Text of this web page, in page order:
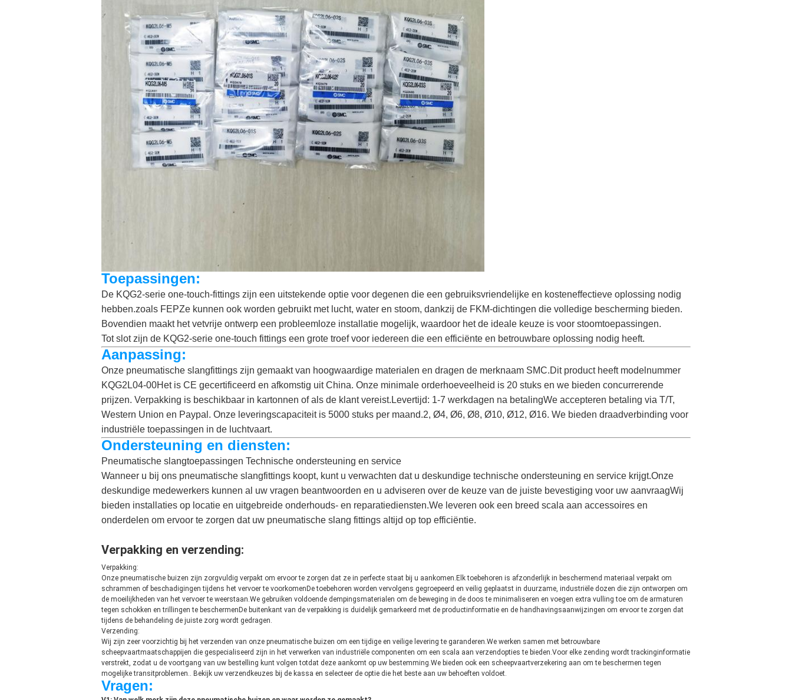
Toepassingen:
De KQG2-serie one-touch-fittings zijn een uitstekende optie voor degenen die een gebruiksvriendelijke en kosteneffectieve oplossing nodig
hebben.zoals FEPZe kunnen ook worden gebruikt met lucht, water en stoom, dankzij de FKM-dichtingen die volledige bescherming bieden.
Bovendien maakt het vetvrije ontwerp een probleemloze installatie mogelijk, waardoor het de ideale keuze is voor stoomtoepassingen.
Tot slot zijn de KQG2-serie one-touch fittings een grote troef voor iedereen die een efficiënte en betrouwbare oplossing nodig heeft.
Aanpassing:
Onze pneumatische slangfittings zijn gemaakt van hoogwaardige materialen en dragen de merknaam SMC.Dit product heeft modelnummer
KQG2L04-00Het is CE gecertificeerd en afkomstig uit China. Onze minimale orderhoeveelheid is 20 stuks en we bieden concurrerende
prijzen. Verpakking is beschikbaar in kartonnen of als de klant vereist.Levertijd: 1-7 werkdagen na betalingWe accepteren betaling via T/T,
Western Union en Paypal. Onze leveringscapaciteit is 5000 stuks per maand.2, Ø4, Ø6, Ø8, Ø10, Ø12, Ø16. We bieden draadverbinding voor
industriële toepassingen in de luchtvaart.
Ondersteuning en diensten:
Pneumatische slangtoepassingen Technische ondersteuning en service
Wanneer u bij ons pneumatische slangfittings koopt, kunt u verwachten dat u deskundige technische ondersteuning en service krijgt.Onze
deskundige medewerkers kunnen al uw vragen beantwoorden en u adviseren over de keuze van de juiste bevestiging voor uw aanvraagWij
bieden installaties op locatie en uitgebreide onderhouds- en reparatiediensten.We leveren ook een breed scala aan accessoires en
onderdelen om ervoor te zorgen dat uw pneumatische slang fittings altijd op top efficiëntie.
Verpakking en verzending:
Verpakking:
Onze pneumatische buizen zijn zorgvuldig verpakt om ervoor te zorgen dat ze in perfecte staat bij u aankomen.Elk toebehoren is afzonderlijk in beschermend materiaal verpakt om
schrammen of beschadigingen tijdens het vervoer te voorkomenDe toebehoren worden vervolgens gegroepeerd en veilig geplaatst in duurzame, industriële dozen die zijn ontworpen om
de moeilijkheden van het vervoer te weerstaan.We gebruiken voldoende dempingsmaterialen om de beweging in de doos te minimaliseren en voegen extra vulling toe om de armaturen
tegen schokken en trillingen te beschermenDe buitenkant van de verpakking is duidelijk gemarkeerd met de productinformatie en de handhavingsaanwijzingen om ervoor te zorgen dat
tijdens de behandeling de juiste zorg wordt gedragen.
Verzending:
Wij zijn zeer voorzichtig bij het verzenden van onze pneumatische buizen om een tijdige en veilige levering te garanderen.We werken samen met betrouwbare
scheepvaartmaatschappijen die gespecialiseerd zijn in het verwerken van industriële componenten om een scala aan verzendopties te bieden.Voor elke zending wordt trackinginformatie
verstrekt, zodat u de voortgang van uw bestelling kunt volgen totdat deze aankomt op uw bestemming.We bieden ook een scheepvaartverzekering aan om te beschermen tegen
mogelijke transitproblemen.. Bekijk uw verzendkeuzes bij de kassa en selecteer de optie die het beste aan uw behoeften voldoet.
Vragen: